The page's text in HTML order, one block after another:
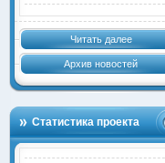
Читать далее
Архив новостей
Статистика проекта